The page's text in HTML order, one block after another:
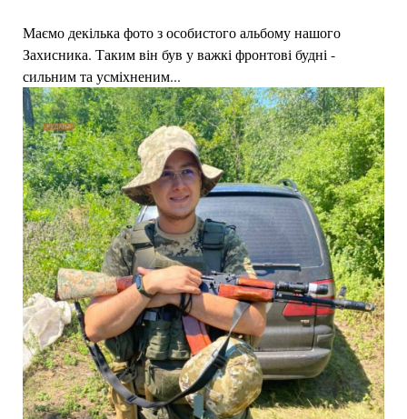
Маємо декілька фото з особистого альбому нашого
Захисника. Таким він був у важкі фронтові будні -
сильним та усміхненим...